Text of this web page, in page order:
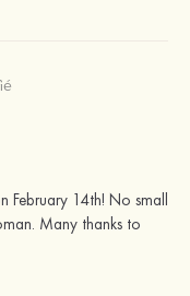
February 14th! No small
Many thanks to